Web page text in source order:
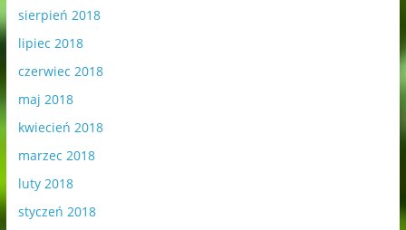
sierpień 2018
lipiec 2018
czerwiec 2018
maj 2018
kwiecień 2018
marzec 2018
luty 2018
styczeń 2018